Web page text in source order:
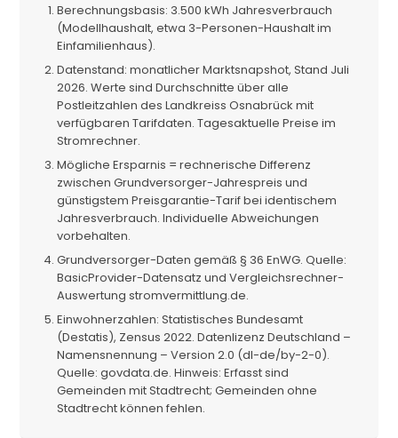
Berechnungsbasis: 3.500 kWh Jahresverbrauch
(Modellhaushalt, etwa 3-Personen-Haushalt im
Einfamilienhaus).
Datenstand: monatlicher Marktsnapshot, Stand Juli
2026. Werte sind Durchschnitte über alle
Postleitzahlen des Landkreiss Osnabrück mit
verfügbaren Tarifdaten. Tagesaktuelle Preise im
Stromrechner.
Mögliche Ersparnis = rechnerische Differenz
zwischen Grundversorger-Jahrespreis und
günstigstem Preisgarantie-Tarif bei identischem
Jahresverbrauch. Individuelle Abweichungen
vorbehalten.
Grundversorger-Daten gemäß § 36 EnWG. Quelle:
BasicProvider-Datensatz und Vergleichsrechner-
Auswertung stromvermittlung.de.
Einwohnerzahlen: Statistisches Bundesamt
(Destatis), Zensus 2022. Datenlizenz Deutschland –
Namensnennung – Version 2.0 (dl-de/by-2-0).
Quelle: govdata.de. Hinweis: Erfasst sind
Gemeinden mit Stadtrecht; Gemeinden ohne
Stadtrecht können fehlen.